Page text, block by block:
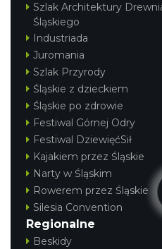
Szlak Architektury
Śląskiego
Industriada
Juromania
Szlak Przyrody
Śląskie z dzieckiem
Śląskie po zdrowie
Festiwal Górnej Odry
Festiwal DziewięćSił
Kajakiem przez Śląskie
Narty w Śląskim
Rowerem przez Śląskie
Silesia Convention
Regionalne
Beskidy